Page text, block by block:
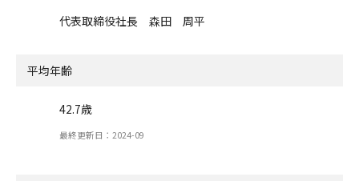
代表取締役社長 森田 周平
平均年齢
42.7歳
最終更新日：2024-09